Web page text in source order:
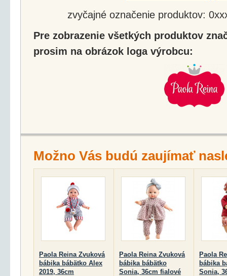
zvyčajné označenie produktov:
Pre zobrazenie všetkých produktov
prosim na obrázok loga výrobcu:
Možno Vás budú zaujímať
Paola Reina Zvuková
bábika bábätko Alex
2019, 36cm
Paola Reina Zvuková
bábika bábätko
Sonia, 36cm fialové
Paola
bábika
Sonia,